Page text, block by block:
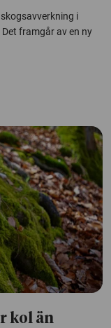
i
framgår av en ny
kol än